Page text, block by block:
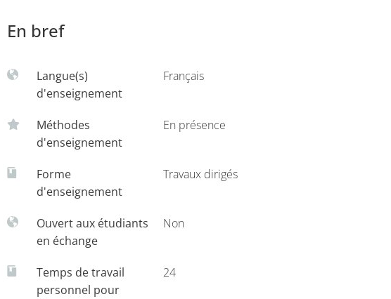
En bref
Langue(s)
d'enseignement
Français
Méthodes
d'enseignement
En présence
Forme
d'enseignement
Travaux dirigés
Ouvert aux étudiants
en échange
Non
Temps de travail
personnel pour
24